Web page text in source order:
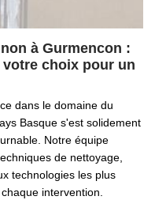
à Gurmencon :
votre choix pour un
dans le domaine du
Basque s'est solidement
Notre équipe
de nettoyage,
technologies les plus
intervention.